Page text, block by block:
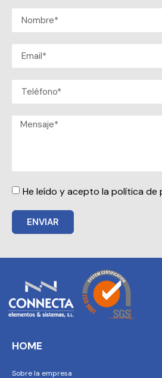
He leído y acepto la política de
ENVIAR
HOME
Sobre la empresa